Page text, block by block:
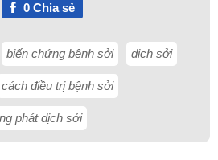
0Chia sẻ
biến chứng bệnh sởi dịch sởi
cách điều trị bệnh sởi
phát dịch sởi